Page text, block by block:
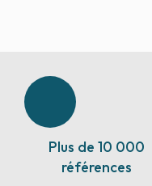
Plus de 10 000
références